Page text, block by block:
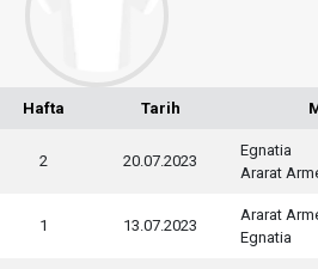
Hafta Tarih
2 20.07.2023
Egnatia
Ararat
1 13.07.2023
Ararat
Egnatia